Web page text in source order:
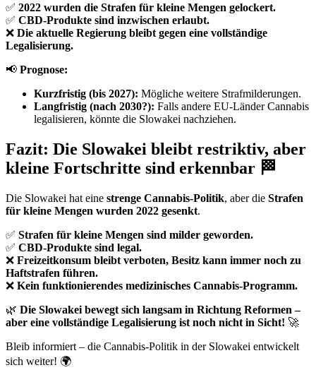
✅ 2022 wurden die Strafen für kleine Mengen gelockert.
✅ CBD-Produkte sind inzwischen erlaubt.
❌ Die aktuelle Regierung bleibt gegen eine vollständige
Legalisierung.
📢 Prognose:
Kurzfristig (bis 2027): Mögliche weitere Strafmilderungen.
Langfristig (nach 2030?): Falls andere EU-Länder Cannabis
legalisieren, könnte die Slowakei nachziehen.
Fazit: Die Slowakei bleibt restriktiv, aber
kleine Fortschritte sind erkennbar 🏁
Die Slowakei hat eine strenge Cannabis-Politik, aber die Strafen
für kleine Mengen wurden 2022 gesenkt.
✅ Strafen für kleine Mengen sind milder geworden.
✅ CBD-Produkte sind legal.
❌ Freizeitkonsum bleibt verboten, Besitz kann immer noch zu
Haftstrafen führen.
❌ Kein funktionierendes medizinisches Cannabis-Programm.
🌿 Die Slowakei bewegt sich langsam in Richtung Reformen –
aber eine vollständige Legalisierung ist noch nicht in Sicht! 🚀
Bleib informiert – die Cannabis-Politik in der Slowakei entwickelt
sich weiter! 🌍